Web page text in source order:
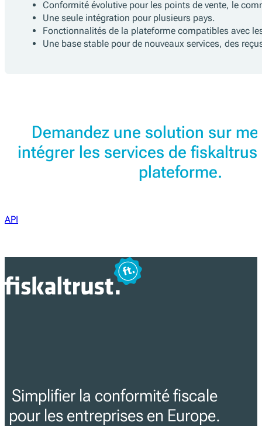
Conformité évolutive pour les points de vente, le
Une seule intégration pour plusieurs pays.
Fonctionnalités de la plateforme compatibles avec
Une base stable pour de nouveaux services, des
Demandez une solution sur
intégrer les services de
plateforme.
API
Simplifier la conformité fiscale
pour les entreprises en Europe.